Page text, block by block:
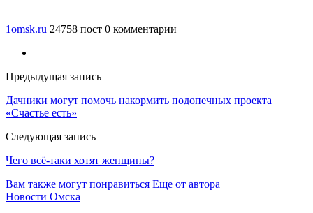
1omsk.ru 24758 пост 0 комментарии
Предыдущая запись
Дачники могут помочь накормить подопечных проекта
«Счастье есть»
Следующая запись
Чего всё-таки хотят женщины?
Вам также могут понравиться Еще от автора
Новости Омска